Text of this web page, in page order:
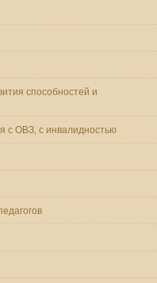
способностей и
с ОВЗ, с инвалидностью